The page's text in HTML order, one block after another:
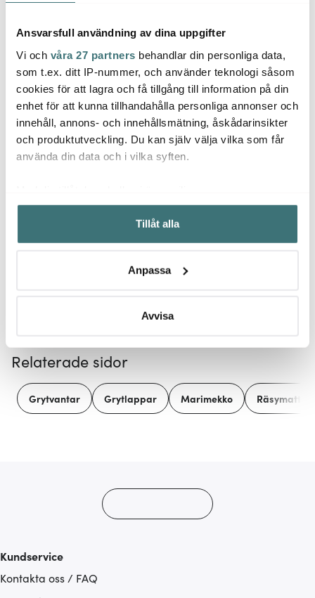
Ansvarsfull användning av dina uppgifter
Vi och våra 27 partners behandlar din personliga data,
som t.ex. ditt IP-nummer, och använder teknologi såsom
cookies för att lagra och få tillgång till information på din
enhet för att kunna tillhandahålla personliga annonser och
innehåll, annons- och innehållsmätning, åskådarinsikter
och produktutveckling. Du kan själv välja vilka som får
använda din data och i vilka syften.
Samla in information om din geografiska plats som
kan ha en noggrannhet på upp till flera meter
Identifiera din enhet genom att aktivt skanna den för
Ta reda på mer om hur dina personliga uppgifter
Du kan ändra eller dra tillbaka ditt samtycke när som
Vi använder cookies för att innehållet och annonserna
ska anpassas efter det som vi tror att du tycker om. Det
gör också att vi kan analysera vår trafik och göra
hemsidan ännu bättre. Du bestämmer själv vilka cookies
Tillåt alla
Anpassa
Avvisa
Marimekko
Oiva Siirtolapuutarha
tekanna 0,7 L vit/svart
1145 kr
Marimekko
Piccolo assiett
rektangulär 15x12 cm
vit/rosa
144 kr
Låt dig inspireras av våra kunder
Relaterade sidor
Grytvantar Grytlappar Marimekko Räsymatto
Kundservice
Kontakta oss / FAQ